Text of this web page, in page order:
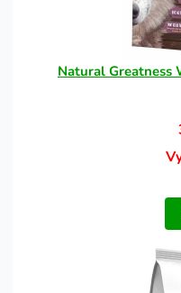
Natural Greatness